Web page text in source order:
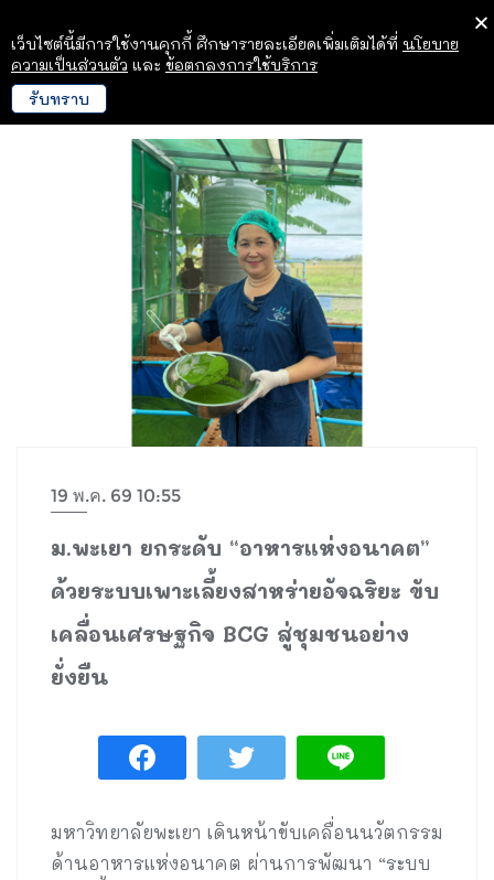
19 พ.ค. 69 10:55
ม.พะเยา ยกระดับ “อาหารแห่งอนาคต”
ด้วยระบบเพาะเลี้ยงสาหร่ายอัจฉริยะ ขับ
เคลื่อนเศรษฐกิจ BCG สู่ชุมชนอย่าง
ยั่งยืน
มหาวิทยาลัยพะเยา เดินหน้าขับเคลื่อนนวัตกรรม
ด้านอาหารแห่งอนาคต ผ่านการพัฒนา “ระบบ
เว็บไซต์นี้มีการใช้งานคุกกี้ ศึกษารายละเอียดเพิ่มเติมได้ที่ นโยบาย
ความเป็นส่วนตัว และ ข้อตกลงการใช้บริการ
รับทราบ